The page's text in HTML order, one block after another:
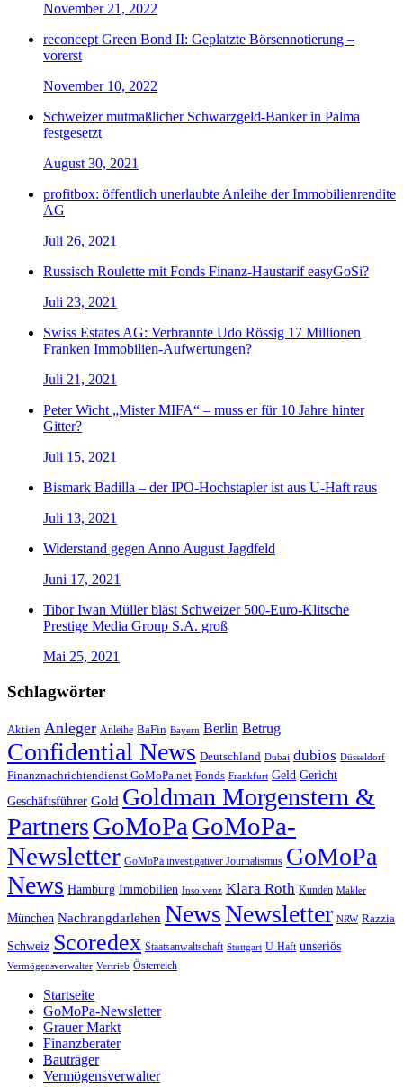
November 21, 2022
reconcept Green Bond II: Geplatzte Börsennotierung –
vorerst
November 10, 2022
Schweizer mutmaßlicher Schwarzgeld-Banker in Palma
festgesetzt
August 30, 2021
profitbox: öffentlich unerlaubte Anleihe der Immobilienrendite
AG
Juli 26, 2021
Russisch Roulette mit Fonds Finanz-Haustarif easyGoSi?
Juli 23, 2021
Swiss Estates AG: Verbrannte Udo Rössig 17 Millionen
Franken Immobilien-Aufwertungen?
Juli 21, 2021
Peter Wicht „Mister MIFA“ – muss er für 10 Jahre hinter
Gitter?
Juli 15, 2021
Bismark Badilla – der IPO-Hochstapler ist aus U-Haft raus
Juli 13, 2021
Widerstand gegen Anno August Jagdfeld
Juni 17, 2021
Tibor Iwan Müller bläst Schweizer 500-Euro-Klitsche
Prestige Media Group S.A. groß
Mai 25, 2021
Schlagwörter
Aktien Anleger Anleihe BaFin Bayern Berlin Betrug
Confidential News Deutschland Dubai dubios Düsseldorf
Finanznachrichtendienst GoMoPa.net Fonds Frankfurt Geld Gericht
Geschäftsführer Gold Goldman Morgenstern &
PartnersGoMoPa GoMoPa-
Newsletter GoMoPa investigativer Journalismus GoMoPa
News Hamburg Immobilien Insolvenz Klara Roth Kunden Makler
München Nachrangdarlehen NewsNewsletter NRW Razzia
Schweiz Scoredex Staatsanwaltschaft Stuttgart U-Haft unseriös
Vermögensverwalter Vertrieb Österreich
Startseite
GoMoPa-Newsletter
Grauer Markt
Finanzberater
Bauträger
Vermögensverwalter